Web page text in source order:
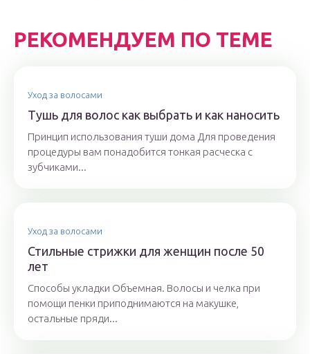
РЕКОМЕНДУЕМ ПО ТЕМЕ
Уход за волосами
Тушь для волос как выбрать и как наносить
Принцип использования туши дома Для проведения
процедуры вам понадобится тонкая расческа с
зубчиками...
Уход за волосами
Стильные стрижки для женщин после 50
лет
Способы укладки Объемная. Волосы и челка при
помощи пенки приподнимаются на макушке,
остальные пряди...